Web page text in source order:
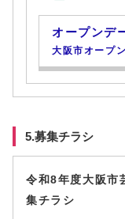
オープンデ
大阪市オープ
5.募集チラシ
令和8年度大阪市
集チラシ